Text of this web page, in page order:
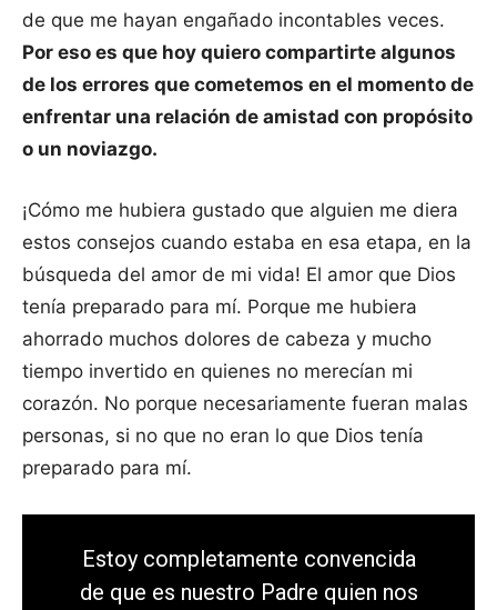
de que me hayan engañado incontables veces.
Por eso es que hoy quiero compartirte algunos
de los errores que cometemos en el momento de
enfrentar una relación de amistad con propósito
o un noviazgo.
¡Cómo me hubiera gustado que alguien me diera
estos consejos cuando estaba en esa etapa, en la
búsqueda del amor de mi vida! El amor que Dios
tenía preparado para mí. Porque me hubiera
ahorrado muchos dolores de cabeza y mucho
tiempo invertido en quienes no merecían mi
corazón. No porque necesariamente fueran malas
personas, si no que no eran lo que Dios tenía
preparado para mí.
Estoy completamente convencida
de que es nuestro Padre quien nos